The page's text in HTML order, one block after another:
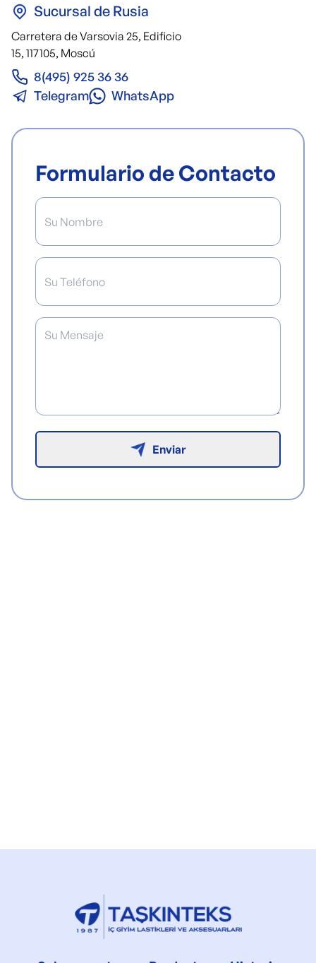
Sucursal de Rusia
Carretera de Varsovia 25, Edificio
15, 117105, Moscú
8(495) 925 36 36
Telegram
WhatsApp
Formulario de Contacto
Enviar